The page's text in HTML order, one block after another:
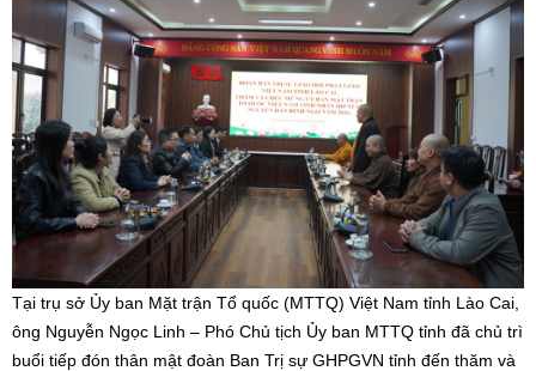
Tại trụ sở Ủy ban Mặt trận Tổ quốc (MTTQ) Việt Nam tỉnh Lào Cai,
ông Nguyễn Ngọc Linh – Phó Chủ tịch Ủy ban MTTQ tỉnh đã chủ trì
buổi tiếp đón thân mật đoàn Ban Trị sự GHPGVN tỉnh đến thăm và